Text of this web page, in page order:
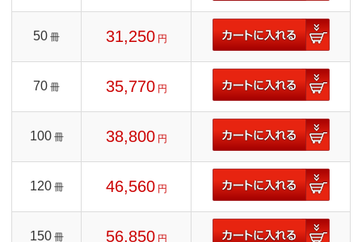
50 冊 31,250 円
70 冊 35,770 円
100 冊 38,800 円
120 冊 46,560 円
150 冊 56,850 円